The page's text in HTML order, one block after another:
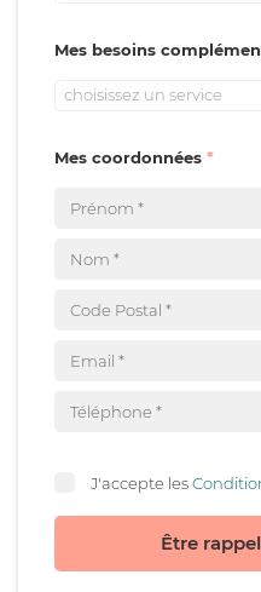
Mes besoins
choisissez un service
Mes coordonnées
J'accepte les
Être